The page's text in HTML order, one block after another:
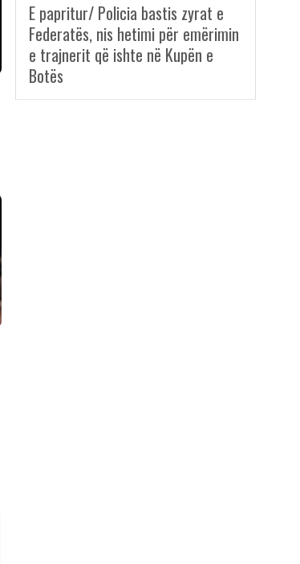
E papritur/ Policia bastis zyrat e
Federatës, nis hetimi për emërimin
e trajnerit që ishte në Kupën e
Botës